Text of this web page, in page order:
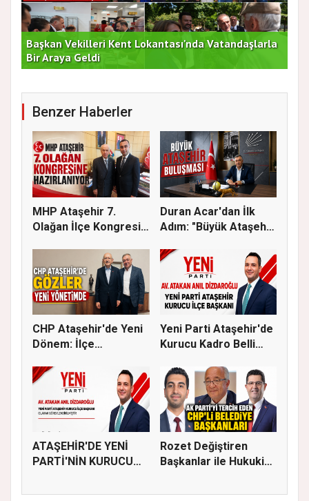
Başkan Vekilleri Kent Lokantası'nda Vatandaşlarla
Bir Araya Geldi
Benzer Haberler
MHP Ataşehir 7.
Olağan İlçe Kongresi
Duran Acar'dan İlk
Adım: "Büyük Ataşehir
CHP Ataşehir'de Yeni
Dönem: İlçe
Yeni Parti Ataşehir'de
Kurucu Kadro Belli
ATAŞEHİR'DE YENİ
PARTİ'NİN KURUCU
Rozet Değiştiren
Başkanlar ile Hukuki